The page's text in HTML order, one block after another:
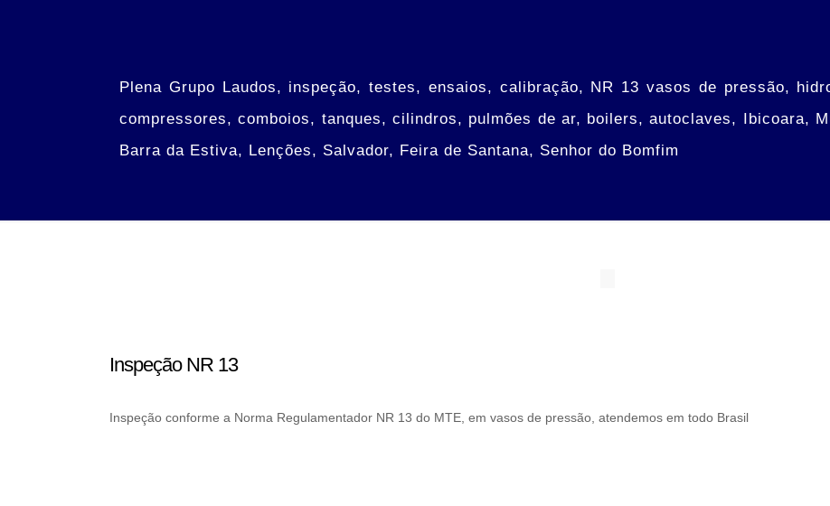
Plena Grupo Laudos, inspeção, testes, ensaios, calibração, NR 13 vasos de pressão,
compressores, comboios, tanques, cilindros, pulmões de ar, boilers, autoclaves, Ibicoara,
Barra da Estiva, Lenções, Salvador, Feira de Santana, Senhor do Bomfim
Inspeção NR 13
Inspeção conforme a Norma Regulamentador NR 13 do MTE, em vasos de pressão, atendemos em todo Brasil